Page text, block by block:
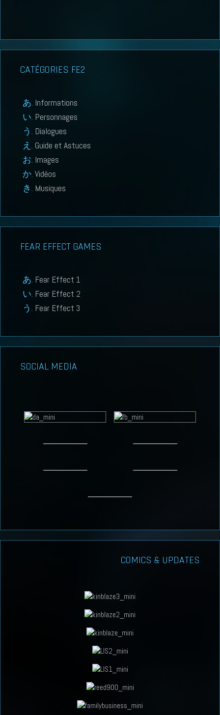
CATÉGORIES FE2
Informations
Personnages
Dialogues
Guide et Astuces
Images
Vidéos
Musiques
FEAR EFFECT GAMES
Fear Effect 1
Fear Effect 2
Fear Effect 3
SOCIAL MEDIA
COMICS & UPDATES